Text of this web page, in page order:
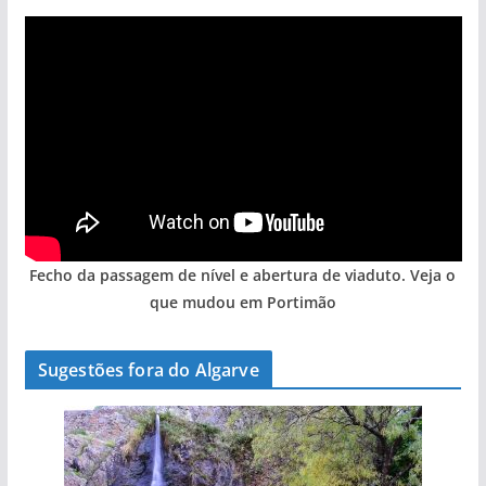
Fecho da passagem de nível e abertura de viaduto. Veja o
que mudou em Portimão
Sugestões fora do Algarve